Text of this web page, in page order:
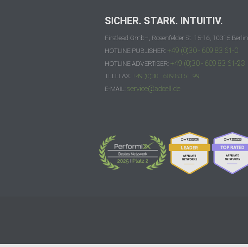
SICHER. STARK. INTUITIV.
Firstlead GmbH, Rosenfelder St. 15-16, 10315 Berlin
HOTLINE PUBLISHER: +49 (0)30 - 609 83 61-0
HOTLINE ADVERTISER: +49 (0)30 - 609 83 61-23
TELEFAX: +49 (0)30 - 609 83 61-99
E-MAIL: service@adcell.de